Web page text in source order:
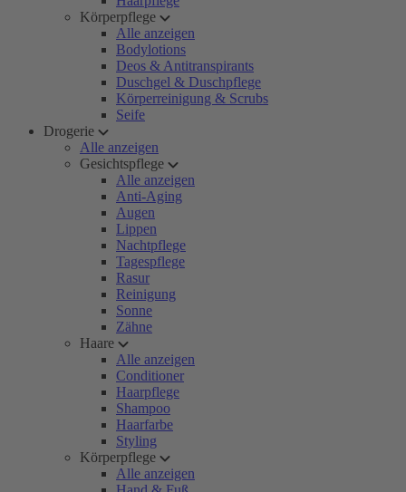
Körperpflege
Alle anzeigen
Bodylotions
Deos & Antitranspirants
Duschgel & Duschpflege
Körperreinigung & Scrubs
Seife
Drogerie
Alle anzeigen
Gesichtspflege
Alle anzeigen
Anti-Aging
Augen
Lippen
Nachtpflege
Tagespflege
Rasur
Reinigung
Sonne
Zähne
Haare
Alle anzeigen
Conditioner
Haarpflege
Shampoo
Haarfarbe
Styling
Körperpflege
Alle anzeigen